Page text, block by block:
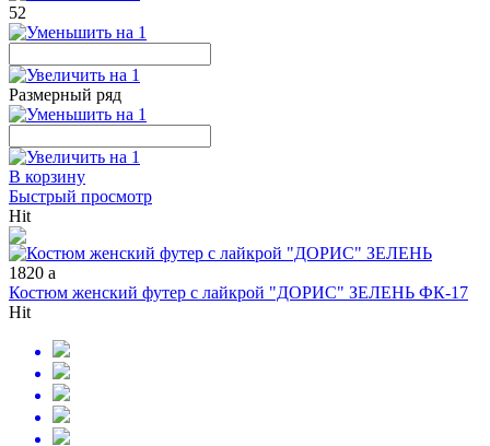
52
Размерный ряд
В корзину
Быстрый просмотр
Hit
1820 a
Костюм женский футер с лайкрой "ДОРИС" ЗЕЛЕНЬ ФК-17
Hit